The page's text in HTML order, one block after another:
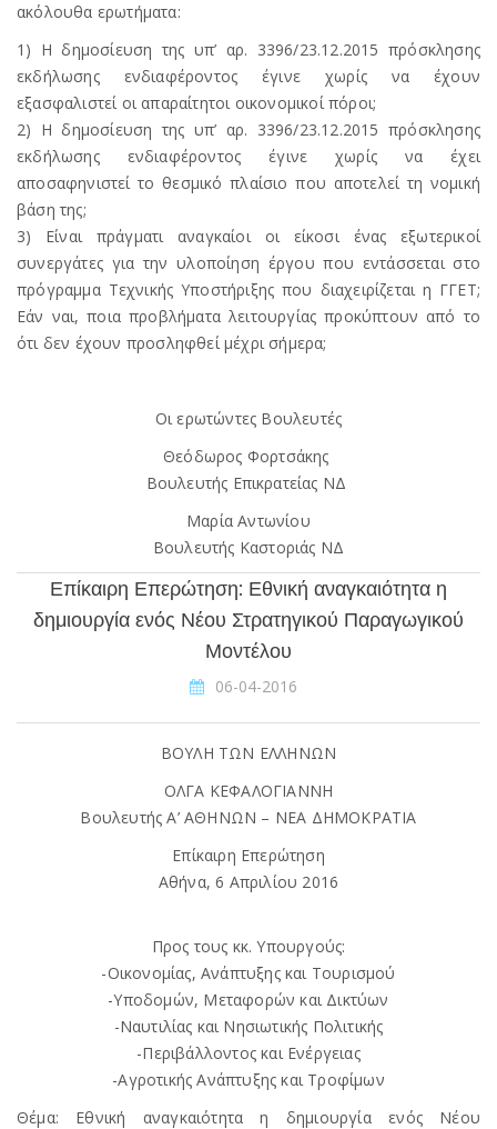
ακόλουθα ερωτήματα:
1) Η δημοσίευση της υπ’ αρ. 3396/23.12.2015 πρόσκλησης
εκδήλωσης ενδιαφέροντος έγινε χωρίς να έχουν
εξασφαλιστεί οι απαραίτητοι οικονομικοί πόροι;
2) Η δημοσίευση της υπ’ αρ. 3396/23.12.2015 πρόσκλησης
εκδήλωσης ενδιαφέροντος έγινε χωρίς να έχει
αποσαφηνιστεί το θεσμικό πλαίσιο που αποτελεί τη νομική
βάση της;
3) Είναι πράγματι αναγκαίοι οι είκοσι ένας εξωτερικοί
συνεργάτες για την υλοποίηση έργου που εντάσσεται στο
πρόγραμμα Τεχνικής Υποστήριξης που διαχειρίζεται η ΓΓΕΤ;
Εάν ναι, ποια προβλήματα λειτουργίας προκύπτουν από το
ότι δεν έχουν προσληφθεί μέχρι σήμερα;
Οι ερωτώντες Βουλευτές
Θεόδωρος Φορτσάκης
Βουλευτής Επικρατείας ΝΔ
Μαρία Αντωνίου
Βουλευτής Καστοριάς ΝΔ
Επίκαιρη Επερώτηση: Εθνική αναγκαιότητα η
δημιουργία ενός Νέου Στρατηγικού Παραγωγικού
Μοντέλου
06-04-2016
ΒΟΥΛΗ ΤΩΝ ΕΛΛΗΝΩΝ
ΟΛΓΑ ΚΕΦΑΛΟΓΙΑΝΝΗ
Βουλευτής Α’ ΑΘΗΝΩΝ – ΝΕΑ ΔΗΜΟΚΡΑΤΙΑ
Επίκαιρη Επερώτηση
Αθήνα, 6 Απριλίου 2016
Προς τους κκ. Υπουργούς:
-Οικονομίας, Ανάπτυξης και Τουρισμού
-Υποδομών, Μεταφορών και Δικτύων
-Ναυτιλίας και Νησιωτικής Πολιτικής
-Περιβάλλοντος και Ενέργειας
-Αγροτικής Ανάπτυξης και Τροφίμων
Θέμα: Εθνική αναγκαιότητα η δημιουργία ενός Νέου